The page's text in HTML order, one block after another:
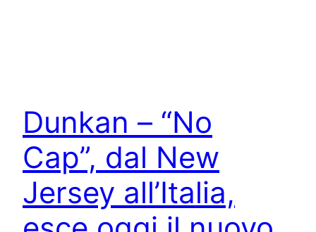
Dunkan – “No
Cap”, dal New
Jersey all’Italia,